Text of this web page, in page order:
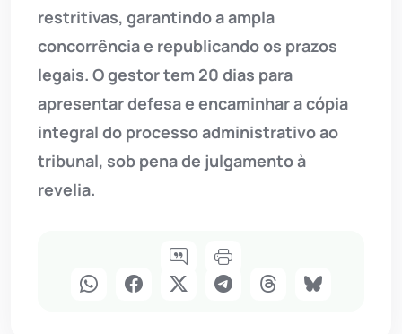
restritivas, garantindo a ampla
concorrência e republicando os prazos
legais. O gestor tem 20 dias para
apresentar defesa e encaminhar a cópia
integral do processo administrativo ao
tribunal, sob pena de julgamento à
revelia.